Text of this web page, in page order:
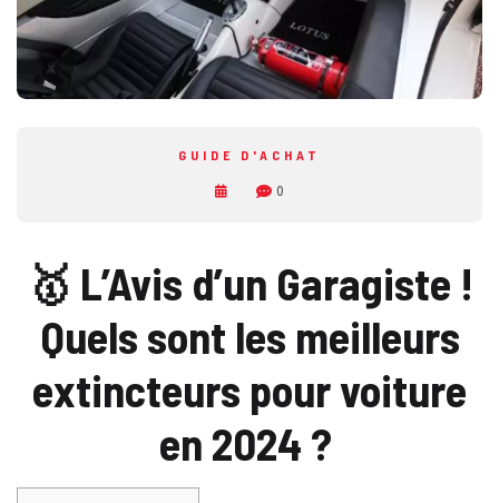
GUIDE D'ACHAT
0
🥇 L’Avis d’un Garagiste !
Quels sont les meilleurs
extincteurs pour voiture
en 2024 ?